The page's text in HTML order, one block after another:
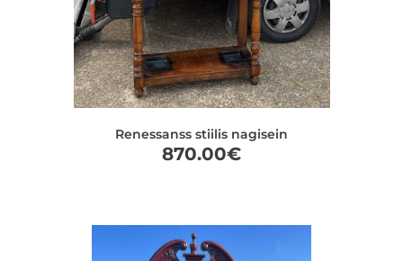
Renessanss stiilis nagisein
870.00€